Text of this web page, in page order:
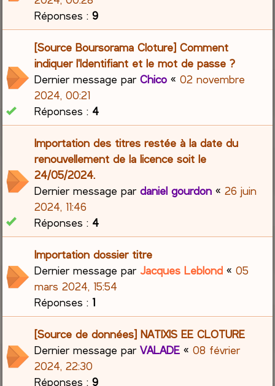
Réponses :9
[Source Boursorama Cloture] Comment
indiquer l'Identifiant et le mot de passe ?
Dernier message parChico «02 novembre
2024, 00:21
Réponses : 4
Importation des titres restée à la date du
renouvellement de la licence soit le
24/05/2024.
Dernier message pardaniel gourdon «26 juin
2024, 11:46
Réponses : 4
Importation dossier titre
Dernier message parJacques Leblond «05
mars 2024, 15:54
Réponses :1
[Source de données] NATIXIS EE CLOTURE
Dernier message parVALADE «08 février
2024, 22:30
Réponses :9